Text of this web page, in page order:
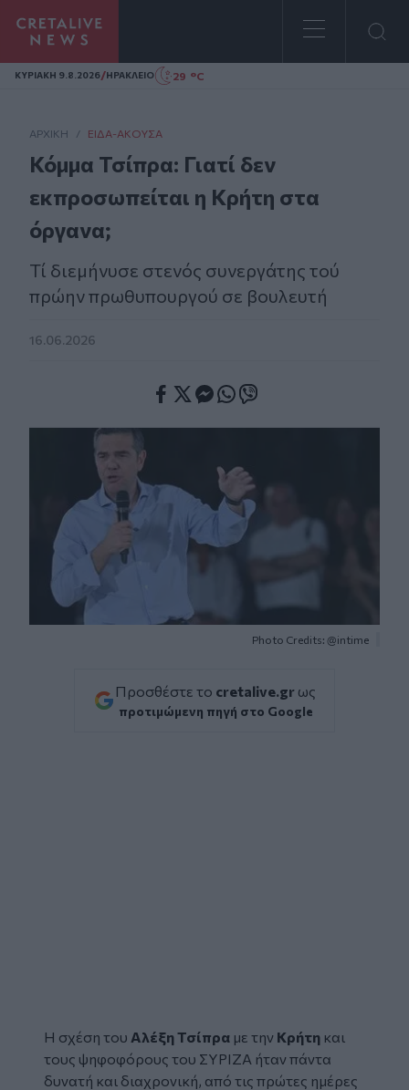
Homepage
ΚΥΡΙΑΚΗ 9.8.2026/ΗΡΑΚΛΕΙΟ 29 °C
ΑΡΧΙΚΗ / ΕΊΔΑ-ΆΚΟΥΣΑ
Κόμμα Τσίπρα: Γιατί δεν
εκπροσωπείται η Κρήτη στα
όργανα;
Τί διεμήνυσε στενός συνεργάτης τού
πρώην πρωθυπουργού σε βουλευτή
16.06.2026
Photo Credits: @intime
Προσθέστε το cretalive.gr ως
προτιμώμενη πηγή στο Google
Η σχέση του Αλέξη Τσίπρα με την Κρήτη και
τους ψηφοφόρους του ΣΥΡΙΖΑ ήταν πάντα
δυνατή και διαχρονική, από τις πρώτες ημέρες